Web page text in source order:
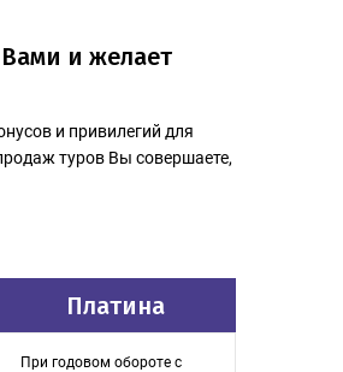
и желает
и привилегий для
туров Вы совершаете,
Платина
При годовом обороте с